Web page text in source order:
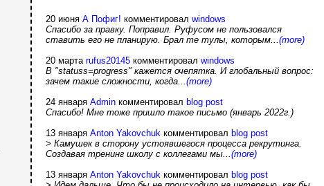
20 июняА Пофиг! комментировалwindows
Спасибо за правку. Поправил. Руфусом не пользовался
ставить его не планирую. Брал те тулы, которым...(more)
20 мартаrufus20145 комментировалwindows
В "statuss=progress" кажется очепятка. И глобальный вопрос:
зачем такие сложности, когда...(more)
24 январяAdmin комментировал blog post
Спасибо! Мне тоже пришло такое письмо (январь 2022г.)
13 январяAnton Yakovchuk комментировал blog post
> Камушек в сторону устоявшегося процесса рекрутинга.
Создавая тренинг школу с коллегами мы...(more)
13 январяAnton Yakovchuk комментировал blog post